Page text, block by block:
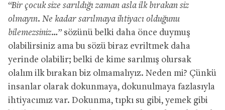
“Bir çocuk size sarıldığı zaman asla ilk bırakan siz
olmayın. Ne kadar sarılmaya ihtiyacı olduğunu
bilemezsiniz…” sözünü belki daha önce duymuş
olabilirsiniz ama bu sözü biraz evriltmek daha
yerinde olabilir; belki de kime sarılmış olursak
olalım ilk bırakan biz olmamalıyız. Neden mi? Çünkü
insanlar olarak dokunmaya, dokunulmaya fazlasıyla
ihtiyacımız var. Dokunma, tıpkı su gibi, yemek gibi